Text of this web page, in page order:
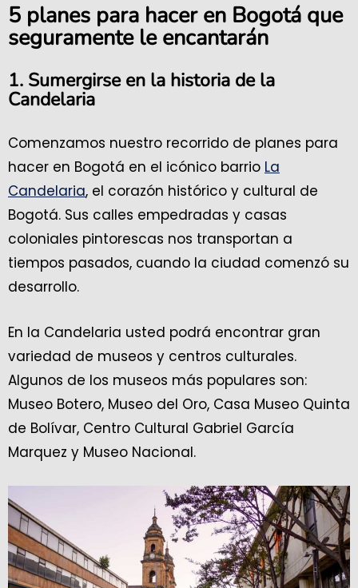
5 planes para hacer en Bogotá que
seguramente le encantarán
1. Sumergirse en la historia de la
Candelaria
Comenzamos nuestro recorrido de planes para
hacer en Bogotá en el icónico barrio La
Candelaria, el corazón histórico y cultural de
Bogotá. Sus calles empedradas y casas
coloniales pintorescas nos transportan a
tiempos pasados, cuando la ciudad comenzó su
desarrollo.
En la Candelaria usted podrá encontrar gran
variedad de museos y centros culturales.
Algunos de los museos más populares son:
Museo Botero, Museo del Oro, Casa Museo Quinta
de Bolívar, Centro Cultural Gabriel García
Marquez y Museo Nacional.